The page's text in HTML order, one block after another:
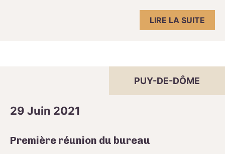
LIRE LA SUITE
PUY-DE-DÔME
29 Juin 2021
Première réunion du bureau